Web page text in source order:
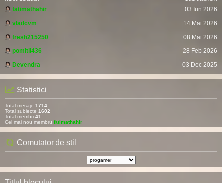
fatimathahir
03 Iun 2026
vladcvm
14 Mai 2026
fresh215250
08 Mai 2026
pomitil436
28 Feb 2026
Devendra
03 Dec 2025
Statistici
Total mesaje 1714
Total subiecte 1602
Total membri 41
Cel mai nou membru fatimathahir
Comutator de stil